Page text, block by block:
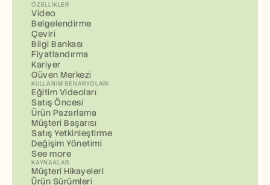
ÖZELLIKLER
Video
Belgelendirme
Çeviri
Bilgi Bankası
Fiyatlandırma
Kariyer
Güven Merkezi
KULLANIM SENARYOLARI
Eğitim Videoları
Satış Öncesi
Ürün Pazarlama
Müşteri Başarısı
Satış Yetkinleştirme
Değişim Yönetimi
See more
KAYNAKLAR
Müşteri Hikayeleri
Ürün Sürümleri